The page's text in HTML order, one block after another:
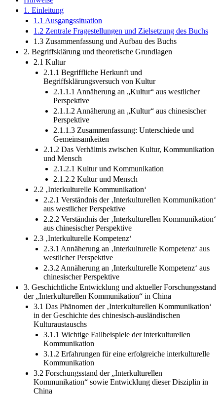
1. Einleitung
1.1 Ausgangssituation
1.2 Zentrale Fragestellungen und Zielsetzung des Buchs
1.3 Zusammenfassung und Aufbau des Buchs
2. Begriffsklärung und theoretische Grundlagen
2.1 Kultur
2.1.1 Begriffliche Herkunft und
Begriffsklärungsversuch von Kultur
2.1.1.1 Annäherung an „Kultur“ aus westlicher
Perspektive
2.1.1.2 Annäherung an „Kultur“ aus chinesischer
Perspektive
2.1.1.3 Zusammenfassung: Unterschiede und
Gemeinsamkeiten
2.1.2 Das Verhältnis zwischen Kultur, Kommunikation
und Mensch
2.1.2.1 Kultur und Kommunikation
2.1.2.2 Kultur und Mensch
2.2 ‚Interkulturelle Kommunikation‘
2.2.1 Verständnis der ‚Interkulturellen Kommunikation‘
aus westlicher Perspektive
2.2.2 Verständnis der ‚Interkulturellen Kommunikation‘
aus chinesischer Perspektive
2.3 ‚Interkulturelle Kompetenz‘
2.3.1 Annäherung an ‚Interkulturelle Kompetenz‘ aus
westlicher Perspektive
2.3.2 Annäherung an ‚Interkulturelle Kompetenz‘ aus
chinesischer Perspektive
3. Geschichtliche Entwicklung und aktueller Forschungsstand
der „Interkulturellen Kommunikation“ in China
3.1 Das Phänomen der ‚Interkulturellen Kommunikation‘
in der Geschichte des chinesisch-ausländischen
Kulturaustauschs
3.1.1 Wichtige Fallbeispiele der interkulturellen
Kommunikation
3.1.2 Erfahrungen für eine erfolgreiche interkulturelle
Kommunikation
3.2 Forschungsstand der „Interkulturellen
Kommunikation“ sowie Entwicklung dieser Disziplin in
China